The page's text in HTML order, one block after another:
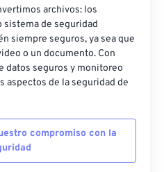
archivos: los
de seguridad
siempre seguros, ya sea que
o un documento. Con
datos seguros y monitoreo
aspectos de la seguridad de
compromiso con la